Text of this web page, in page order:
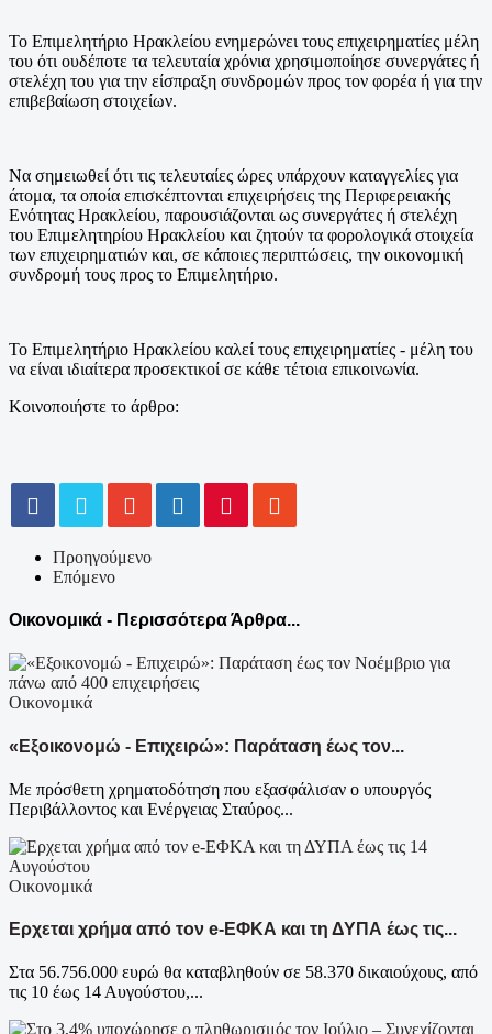
Το Επιμελητήριο Ηρακλείου ενημερώνει τους επιχειρηματίες μέλη
του ότι ουδέποτε τα τελευταία χρόνια χρησιμοποίησε συνεργάτες ή
στελέχη του για την είσπραξη συνδρομών προς τον φορέα ή για την
επιβεβαίωση στοιχείων.
Να σημειωθεί ότι τις τελευταίες ώρες υπάρχουν καταγγελίες για
άτομα, τα οποία επισκέπτονται επιχειρήσεις της Περιφερειακής
Ενότητας Ηρακλείου, παρουσιάζονται ως συνεργάτες ή στελέχη
του Επιμελητηρίου Ηρακλείου και ζητούν τα φορολογικά στοιχεία
των επιχειρηματιών και, σε κάποιες περιπτώσεις, την οικονομική
συνδρομή τους προς το Επιμελητήριο.
Το Επιμελητήριο Ηρακλείου καλεί τους επιχειρηματίες - μέλη του
να είναι ιδιαίτερα προσεκτικοί σε κάθε τέτοια επικοινωνία.
Κοινοποιήστε το άρθρο:
Προηγούμενο
Επόμενο
Οικονομικά - Περισσότερα Άρθρα...
Οικονομικά
«Εξοικονομώ - Επιχειρώ»: Παράταση έως τον...
Με πρόσθετη χρηματοδότηση που εξασφάλισαν ο υπουργός
Περιβάλλοντος και Ενέργειας Σταύρος...
Οικονομικά
Ερχεται χρήμα από τον e-ΕΦΚΑ και τη ΔΥΠΑ έως τις...
Στα 56.756.000 ευρώ θα καταβληθούν σε 58.370 δικαιούχους, από
τις 10 έως 14 Αυγούστου,...